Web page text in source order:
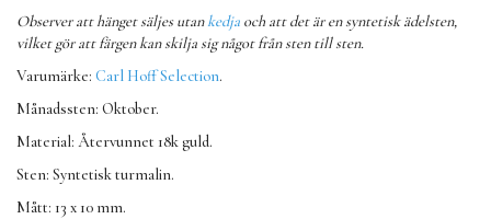
Observer att hänget säljes utankedja och att det är en syntetisk ädelsten,
vilket gör att färgen kan skilja sig något från sten till sten.
Varumärke: Carl Hoff Selection.
Månadssten: Oktober.
Material: Återvunnet 18k guld.
Sten: Syntetisk turmalin.
Mått: 13 x 10 mm.